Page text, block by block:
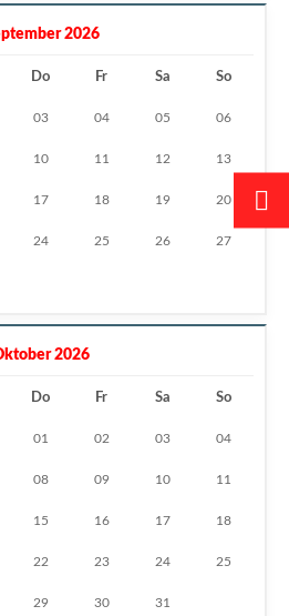
2026
Do Fr Sa So
03 04 05 06
10 11 12 13
17 18 19 20
24 25 26 27
2026
Do Fr Sa So
01 02 03 04
08 09 10 11
15 16 17 18
22 23 24 25
29 30 31